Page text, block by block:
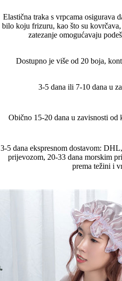
Elastična traka s vrpcama osigurava
bilo koju frizuru, kao što su
zatezanje omogućavaju
Dostupno je više od 20 boja,
3-5 dana ili 7-10 dana u
Obično 15-20 dana u zavisnosti od
3-5 dana ekspresnom dostavom:
prijevozom, 20-33 dana morskim
prema težini i